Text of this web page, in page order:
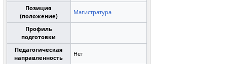
Позиция
(положение)
Магистратура
Профиль
подготовки
Педагогическая
направленность
Нет